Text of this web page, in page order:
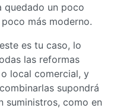
quedado un poco
más moderno.
es tu caso, lo
las reformas
local comercial, y
supondrá
suministros, como en